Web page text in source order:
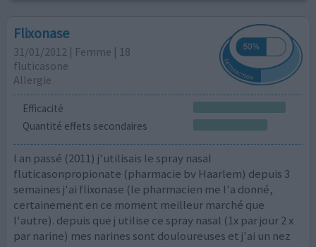
Flixonase
31/01/2012 | Femme | 18
fluticasone
Allergie
Efficacité
Quantité effets secondaires
l an passé (2011) j'utilisais le spray nasal
fluticasonpropionate (pharmacie bv Haarlem) depuis 3
semaines j'ai flixonase (le pharmacien me l'a donné,
certainement en ce moment meilleur marché que
l'autre). depuis que j utilise ce spray nasal (1x par jour 2 x
par narine) mes narines sont douloureuses et j'ai un nez